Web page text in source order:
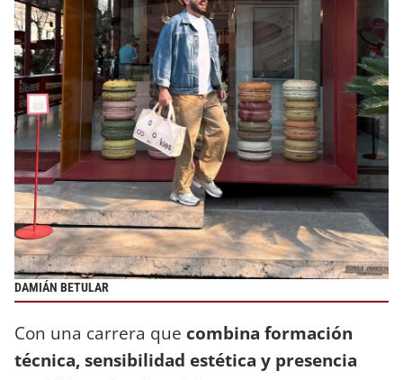
DAMIÁN BETULAR
Con una carrera que combina formación
técnica, sensibilidad estética y presencia